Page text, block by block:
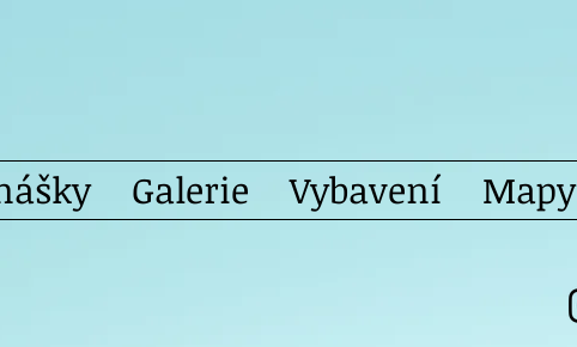
Galerie Vybavení Mapy